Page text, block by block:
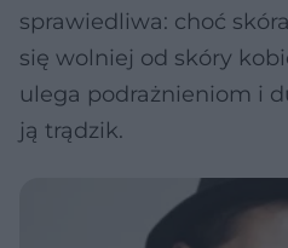
sprawiedliwa: choć
się wolniej od skóry
ulega podrażnieniom i
ją trądzik.